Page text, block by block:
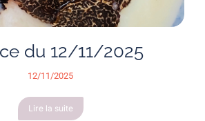
du 12/11/2025
12/11/2025
Lire la suite